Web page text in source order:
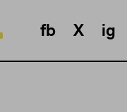
fb X ig